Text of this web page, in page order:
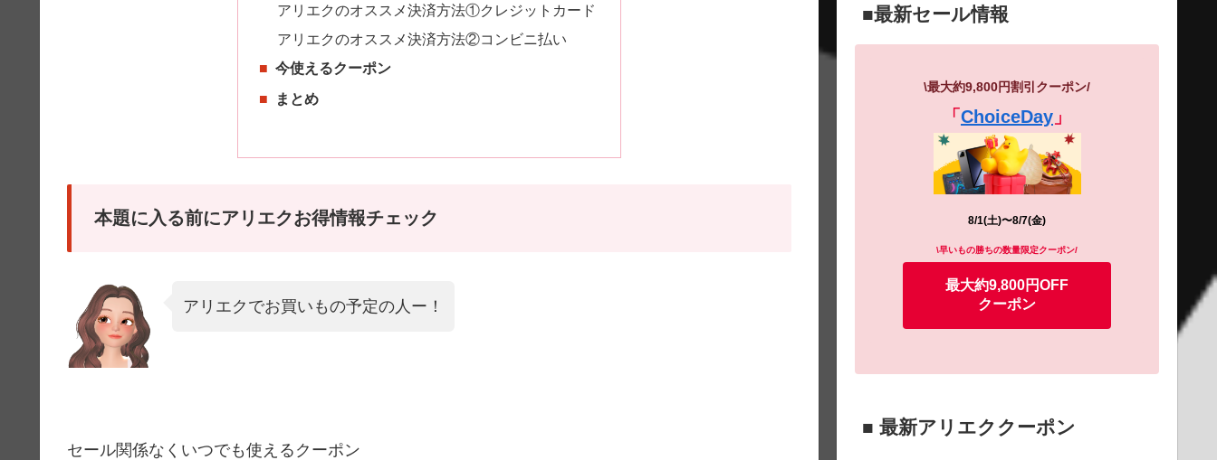
アリエクのオススメ決済方法①クレジットカード
アリエクのオススメ決済方法②コンビニ払い
今使えるクーポン
まとめ
本題に入る前にアリエクお得情報チェック
アリエクでお買いもの予定の人ー！
セール関係なくいつでも使えるクーポン
■最新セール情報
\最大約9,800円割引 クーポン/
「ChoiceDay 」
8/1(土)〜8/7(金)
\早いもの勝ちの数量限定クーポン/
最大約9,800円OFF
クーポン
■ 最新アリエククーポン